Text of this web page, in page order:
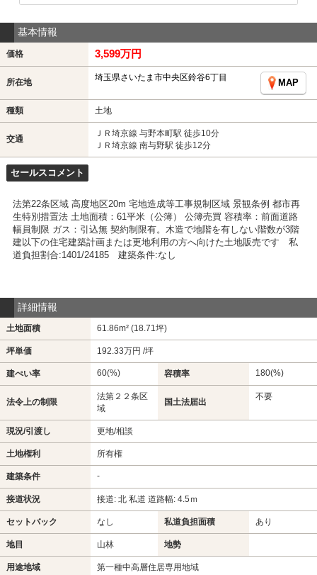
基本情報
価格 3,599万円
所在地 埼玉県さいたま市中央区鈴谷6丁目
MAP
種類 土地
交通
ＪＲ埼京線 与野本町駅 徒歩10分
ＪＲ埼京線 南与野駅 徒歩12分
セールスコメント
法第22条区域 高度地区20m 宅地造成等工事規制区域 景観条例 都市再
生特別措置法 土地面積：61平米（公簿） 公簿売買 容積率：前面道路
幅員制限 ガス：引込無 契約制限有。木造で地階を有しない階数が3階
建以下の住宅建築計画または更地利用の方へ向けた土地販売です 私
道負担割合:1401/24185 建築条件:なし
詳細情報
土地面積 61.86m² (18.71坪)
坪単価 192.33万円 /坪
建ぺい率 60(%) 容積率 180(%)
法令上の制限
法第２２条区
域
国土法届出
不要
現況/引渡し 更地/相談
土地権利 所有権
建築条件 -
接道状況 接道: 北 私道 道路幅: 4.5ｍ
セットバック なし 私道負担面積 あり
地目 山林 地勢
用途地域 第一種中高層住居専用地域